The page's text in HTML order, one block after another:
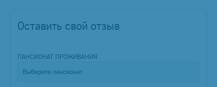
Оставить свой отзыв
ПАНСИОНАТ ПРОЖИВАНИЯ